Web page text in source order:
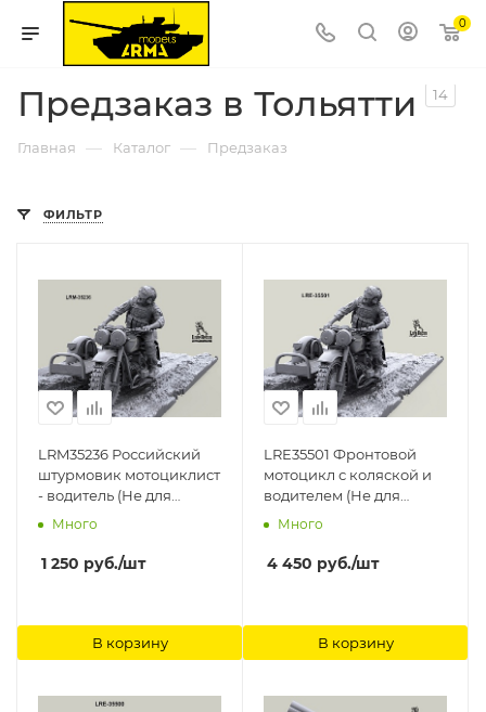
0
Предзаказ в Тольятти 14
Главная — Каталог — Предзаказ
ФИЛЬТР
LRM35236 Российский
штурмовик мотоциклист
- водитель (Не для
свободной продажи)
Много
1 250 руб./шт
В корзину
LRE35501 Фронтовой
мотоцикл с коляской и
водителем (Не для
свободной продажи)
Много
4 450 руб./шт
В корзину